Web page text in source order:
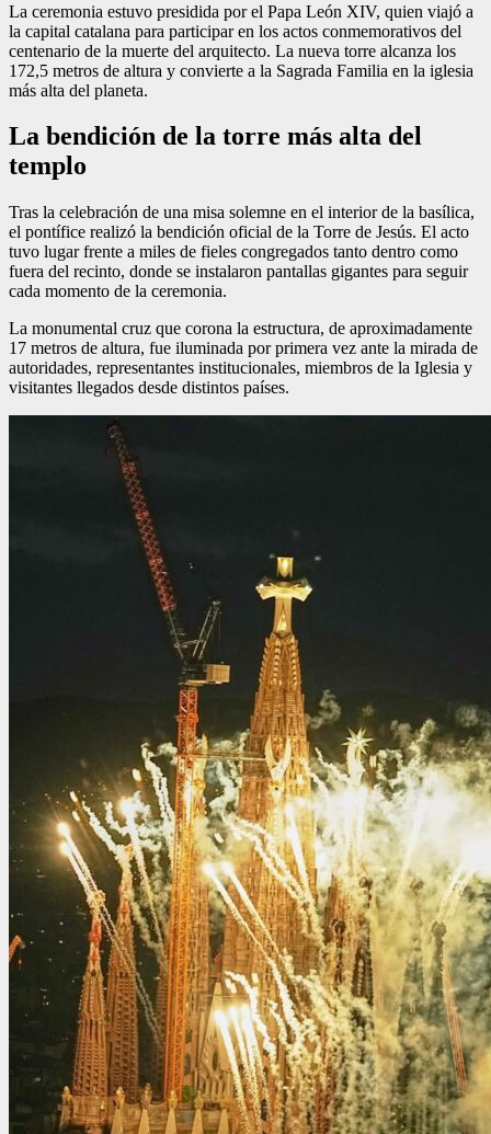
La ceremonia estuvo presidida por el Papa León XIV, quien viajó a
la capital catalana para participar en los actos conmemorativos del
centenario de la muerte del arquitecto. La nueva torre alcanza los
172,5 metros de altura y convierte a la Sagrada Familia en la iglesia
más alta del planeta.
La bendición de la torre más alta del
templo
Tras la celebración de una misa solemne en el interior de la basílica,
el pontífice realizó la bendición oficial de la Torre de Jesús. El acto
tuvo lugar frente a miles de fieles congregados tanto dentro como
fuera del recinto, donde se instalaron pantallas gigantes para seguir
cada momento de la ceremonia.
La monumental cruz que corona la estructura, de aproximadamente
17 metros de altura, fue iluminada por primera vez ante la mirada de
autoridades, representantes institucionales, miembros de la Iglesia y
visitantes llegados desde distintos países.